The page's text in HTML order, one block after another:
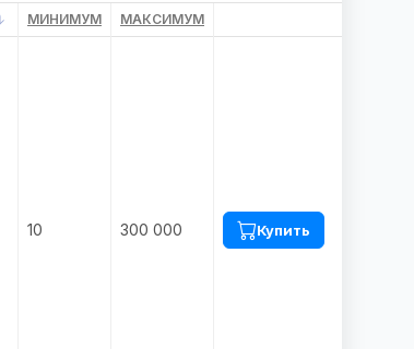
МИНИМУМ МАКСИМУМ
10 300 000 Купить